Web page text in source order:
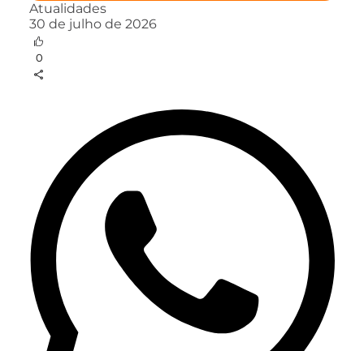
Atualidades
30 de julho de 2026
0